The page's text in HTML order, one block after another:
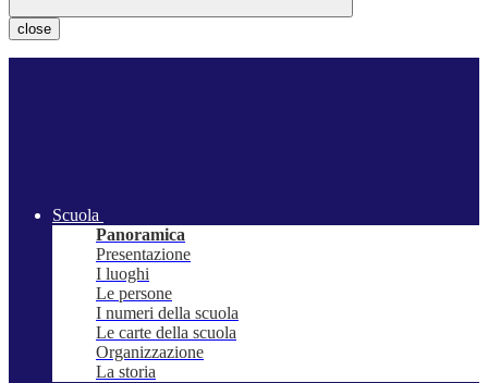
close
Scuola
Panoramica
Presentazione
I luoghi
Le persone
I numeri della scuola
Le carte della scuola
Organizzazione
La storia